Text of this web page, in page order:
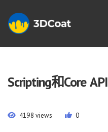
Scripting和Core API
4198 views 0